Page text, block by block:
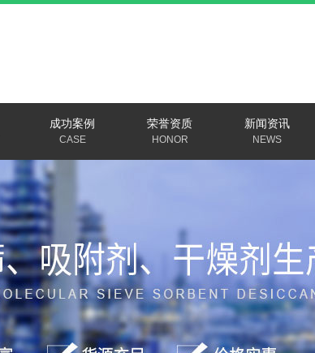
成功案例
CASE
荣誉资质
HONOR
新闻资讯
NEWS